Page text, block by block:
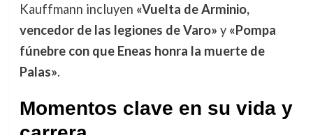
Kauffmann incluyen «Vuelta de Arminio,
vencedor de las legiones de Varo» y «Pompa
fúnebre con que Eneas honra la muerte de
Palas».
Momentos clave en su vida y